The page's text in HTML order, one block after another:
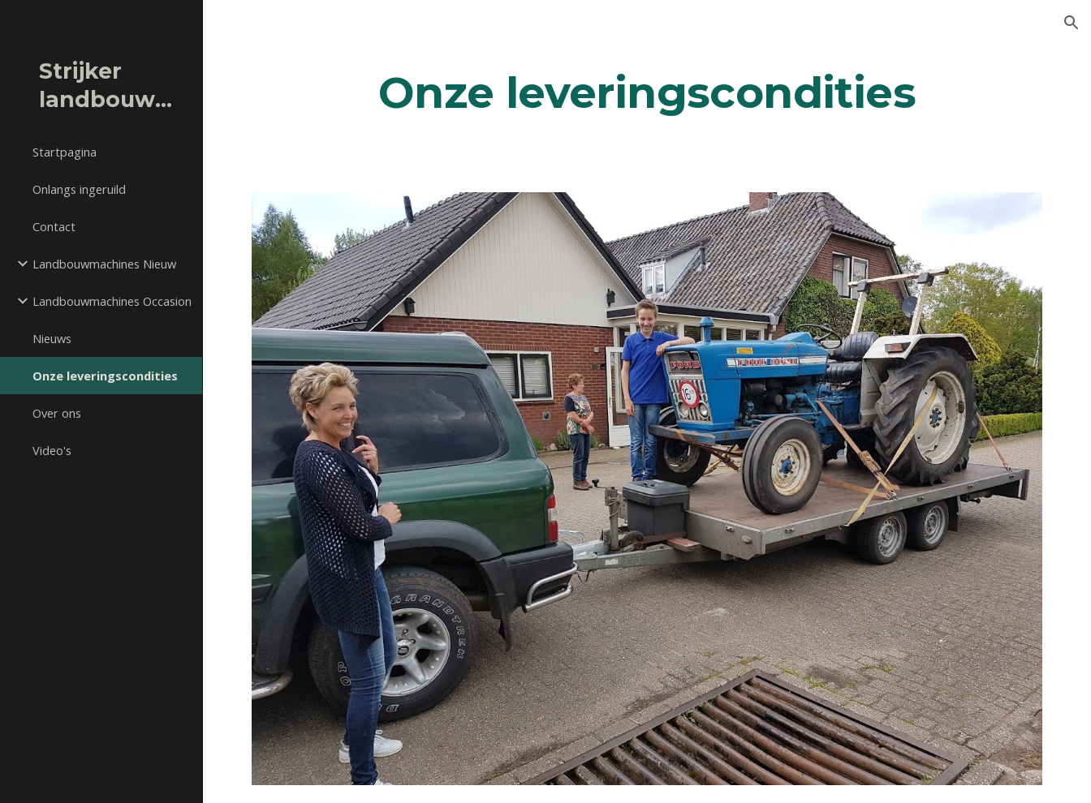
Strijker
landbouwmachines
Startpagina
Onlangs ingeruild
Contact
Landbouwmachines Nieuw
Landbouwmachines Occasion
Nieuws
Onze leveringscondities
Over ons
Video's
Onze leveringscondities